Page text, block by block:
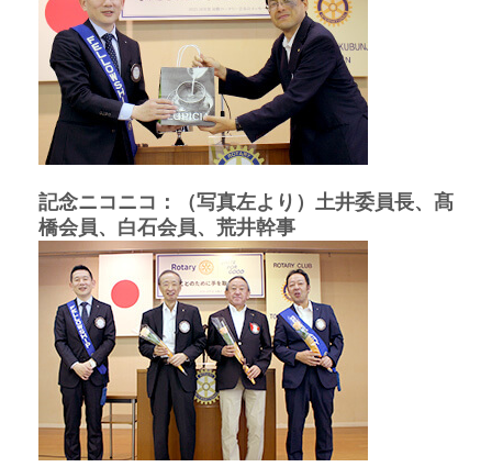
記念ニコニコ：（写真左より）土井委員長、髙
橋会員、白石会員、荒井幹事